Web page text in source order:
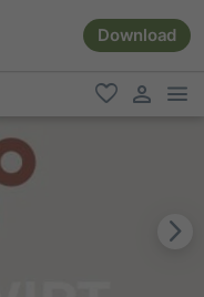
Download
favorit
user link